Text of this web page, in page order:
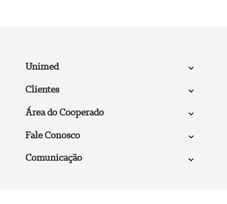
Unimed
Clientes
Área do Cooperado
Fale Conosco
Comunicação